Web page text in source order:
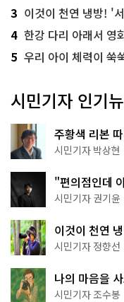
3 이것이 천연 냉방! '
4 한강 다리 아래서 영
5 우리 아이 체력이 쑥
시민기자 인기
주황색 리본
서울둘레길 15
시민기자 박상현
"편의점인데
한 편의점의 정
시민기자 권기윤
이것이 천연
나볼까
시민기자 정향선
나의 마음을
상작 공개!
시민기자 조수봉